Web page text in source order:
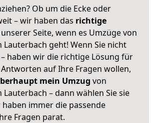
Ob um die Ecke oder
– wir haben das richtige
Seite, wenn es Umzüge von
Lauterbach geht! Wenn Sie nicht
haben wir die richtige Lösung für
Antworten auf Ihre Fragen wollen,
mein Umzug von
Lauterbach – dann wählen Sie sie
immer die passende
Fragen parat.